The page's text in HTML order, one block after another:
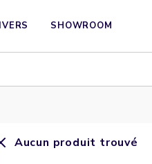
SHOWROOM
Aucun produit trouvé